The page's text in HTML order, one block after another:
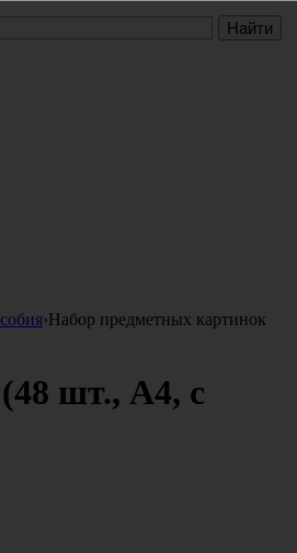
›Набор предметных картинок
шт., А4, с